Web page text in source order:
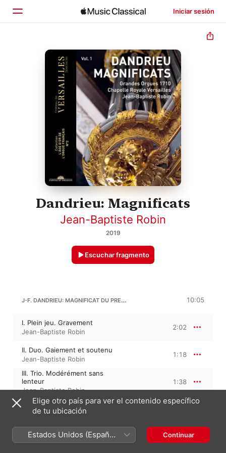
Iniciar sesión
Inicio
Explorar
Buscar
Dandrieu: Magnificats
Jean-Baptiste Robin
2019
Escuchar fragmento
J-F. DANDRIEU: MAGNIFICAT DU PREMIER TON IN D MINOR 10:05
I. Plein jeu. Gravement
Jean-Baptiste Robin
2:02
II. Duo. Gaiement et soutenu
Jean-Baptiste Robin
1:18
III. Trio. Modérément sans
lenteur
Jean-Baptiste Robin
1:38
IV. Basse de trompette.
Vivement et marqué
V. Flûtes. Tendrement
Jean-Baptiste Robin
1:38
Elige otro país para ver el contenido específico
de tu ubicación
Estados Unidos (Español
México)
Continuar